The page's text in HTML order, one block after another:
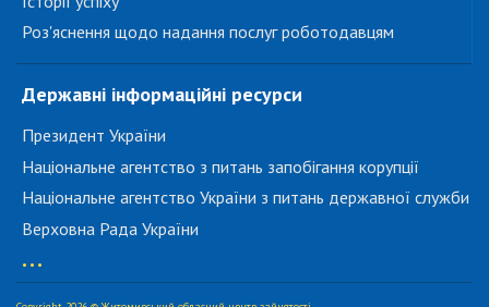
Роз'яснення щодо надання послуг роботодавцям
Державні інформаційні ресурси
Президент України
Національне агентство з питань запобігання корупції
Національне агентство України з питань державної служби
Верховна Рада України
...